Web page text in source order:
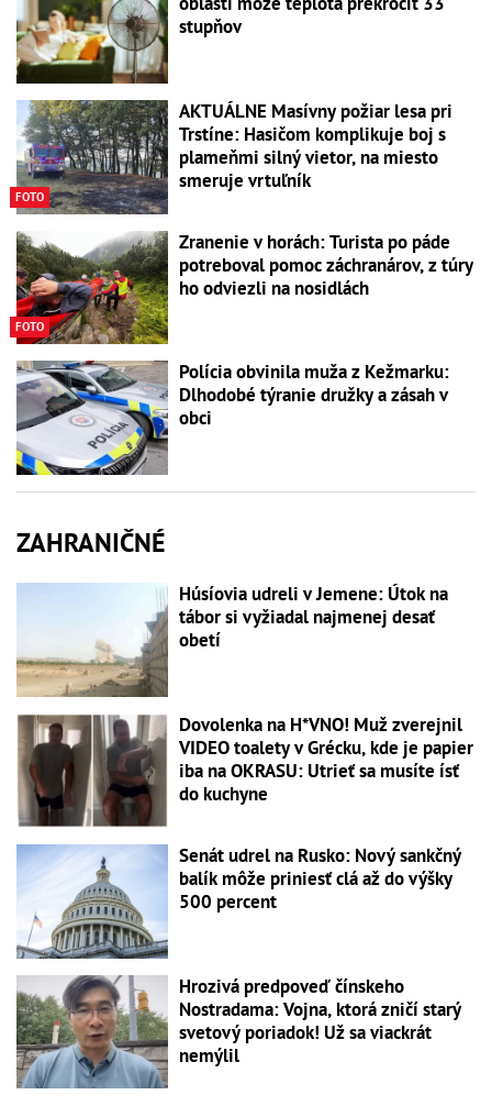
stupňov
FOTO
AKTUÁLNE Masívny požiar lesa pri
Trstíne: Hasičom komplikuje boj s
plameňmi silný vietor, na miesto
smeruje vrtuľník
FOTO
Zranenie v horách: Turista po páde
potreboval pomoc záchranárov, z túry
ho odviezli na nosidlách
Polícia obvinila muža z Kežmarku:
Dlhodobé týranie družky a zásah v
obci
ZAHRANIČNÉ
Húsíovia udreli v Jemene: Útok na
tábor si vyžiadal najmenej desať
obetí
Dovolenka na H*VNO! Muž zverejnil
VIDEO toalety v Grécku, kde je papier
iba na OKRASU: Utrieť sa musíte ísť
do kuchyne
Senát udrel na Rusko: Nový sankčný
balík môže priniesť clá až do výšky
500 percent
Hrozivá predpoveď čínskeho
Nostradama: Vojna, ktorá zničí starý
svetový poriadok! Už sa viackrát
nemýlil